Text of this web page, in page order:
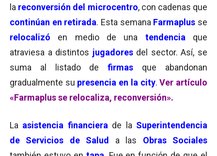
la reconversión del microcentro, con cadenas que
continúan en retirada. Esta semana Farmaplus se
relocalizó en medio de una tendencia que
atraviesa a distintos jugadoresdel sector. Así, se
suma al listado defirmas que abandonan
gradualmente su presencia en la city.Ver artículo
«Farmaplus se relocaliza, reconversión».
La asistencia financiera de la Superintendencia
de Servicios de Salud
a las Obras Sociales